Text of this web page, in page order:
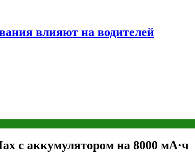
влияют на водителей
с аккумулятором на 8000 мА·ч